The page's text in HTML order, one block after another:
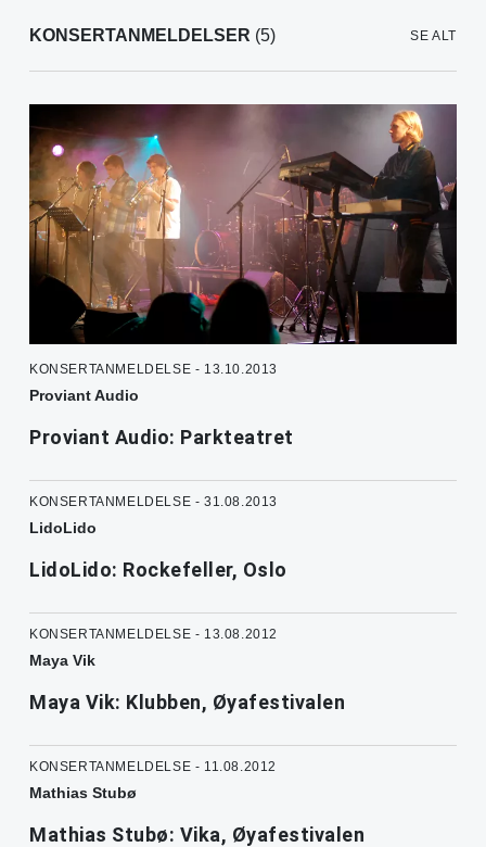
KONSERTANMELDELSER (5) SE ALT
KONSERTANMELDELSE - 13.10.2013
Proviant Audio
Proviant Audio: Parkteatret
KONSERTANMELDELSE - 31.08.2013
LidoLido
LidoLido: Rockefeller, Oslo
KONSERTANMELDELSE - 13.08.2012
Maya Vik
Maya Vik: Klubben, Øyafestivalen
KONSERTANMELDELSE - 11.08.2012
Mathias Stubø
Mathias Stubø: Vika, Øyafestivalen